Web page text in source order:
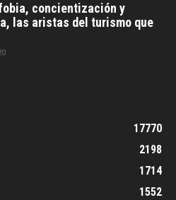
concientización y
las aristas del turismo que
17770
2198
1714
1552